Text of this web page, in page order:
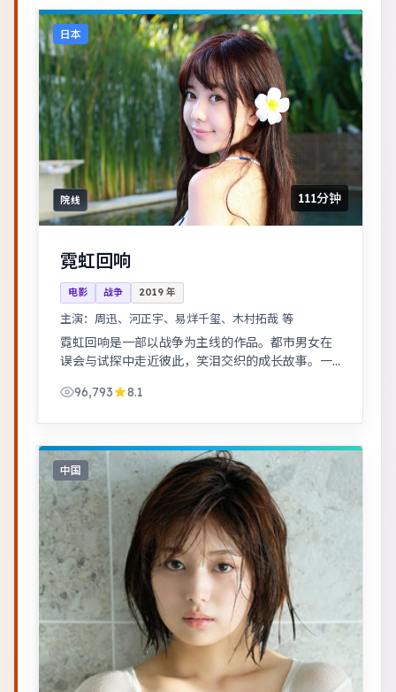
日本
院线 111分钟
霓虹回响
电影 战争 2019 年
主演： 周迅、河正宇、易烊千玺、木村拓哉 等
霓虹回响是一部以战争为主线的作品。都市男女在
误会与试探中走近彼此，笑泪交织的成长故事。一
酷。96,793 8.1
中国